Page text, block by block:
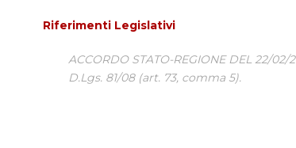
Riferimenti Legislativi
ACCORDO STATO-REGIONE DEL 22/02/
D.Lgs. 81/08 (art. 73, comma 5).